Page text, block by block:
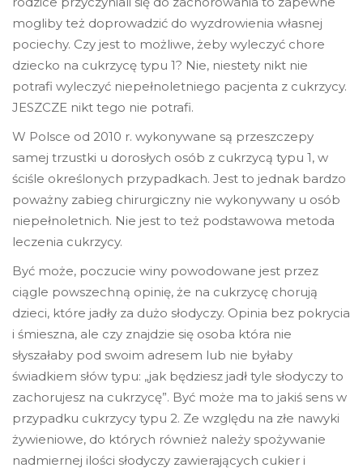
mogliby też doprowadzić do wyzdrowienia własnej
pociechy. Czy jest to możliwe, żeby wyleczyć chore
dziecko na cukrzycę typu 1? Nie, niestety nikt nie
potrafi wyleczyć niepełnoletniego pacjenta z cukrzycy.
JESZCZE nikt tego nie potrafi.
W Polsce od 2010 r. wykonywane są przeszczepy
samej trzustki u dorosłych osób z cukrzycą typu 1, w
ściśle określonych przypadkach. Jest to jednak bardzo
poważny zabieg chirurgiczny nie wykonywany u osób
niepełnoletnich. Nie jest to też podstawowa metoda
leczenia cukrzycy.
Być może, poczucie winy powodowane jest przez
ciągle powszechną opinię, że na cukrzycę chorują
dzieci, które jadły za dużo słodyczy. Opinia bez pokrycia
i śmieszna, ale czy znajdzie się osoba która nie
słyszałaby pod swoim adresem lub nie byłaby
świadkiem słów typu: „jak będziesz jadł tyle słodyczy to
zachorujesz na cukrzycę”. Być może ma to jakiś sens w
przypadku cukrzycy typu 2. Ze względu na złe nawyki
żywieniowe, do których również należy spożywanie
nadmiernej ilości słodyczy zawierających cukier i